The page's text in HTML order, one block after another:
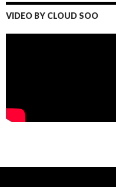
VIDEO BY CLOUD SOO